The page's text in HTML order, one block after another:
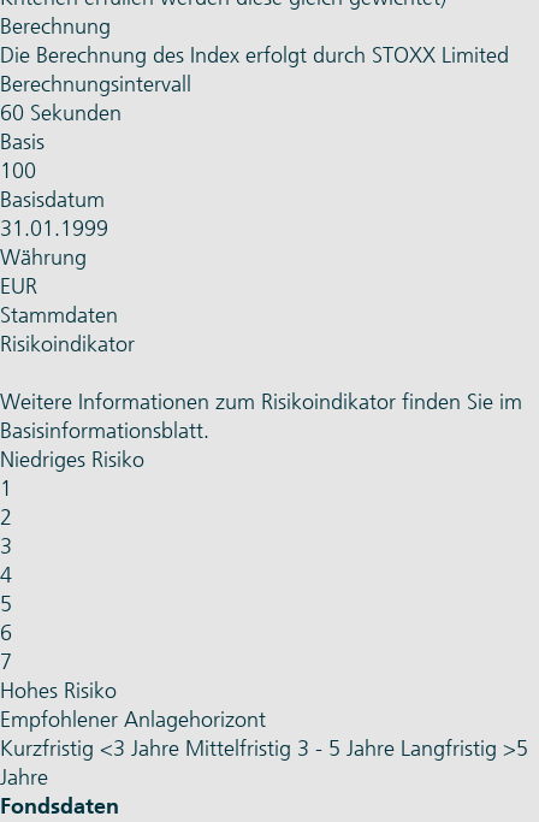
Berechnung
Die Berechnung des Index erfolgt durch STOXX Limited
Berechnungsintervall
60 Sekunden
Basis
100
Basisdatum
31.01.1999
Währung
EUR
Stammdaten
Risikoindikator
Weitere Informationen zum Risikoindikator finden Sie im
Basisinformationsblatt.
Niedriges Risiko
1
2
3
4
5
6
7
Hohes Risiko
Empfohlener Anlagehorizont
Kurzfristig <3 Jahre Mittelfristig 3 - 5 Jahre Langfristig >5
Jahre
Fondsdaten